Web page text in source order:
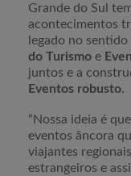
Grande do Sul
acontecimentos
legado no
do Turismo e
juntos e a
Eventos robusto.
“Nossa ideia é
eventos âncora
viajantes
estrangeiros e